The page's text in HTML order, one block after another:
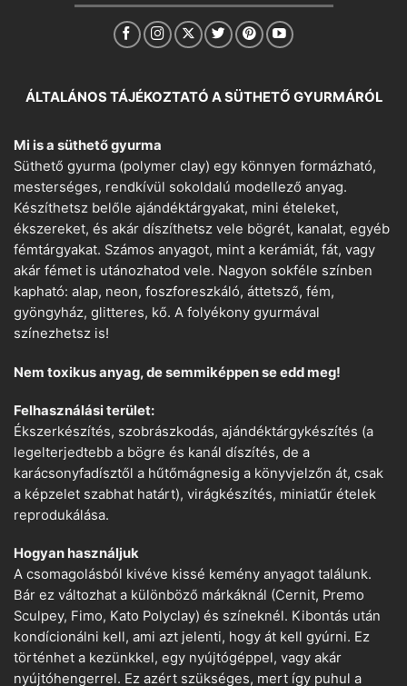
ÁLTALÁNOS TÁJÉKOZTATÓ A SÜTHETŐ GYURMÁRÓL
Mi is a süthető gyurma
Süthető gyurma (polymer clay) egy könnyen formázható,
mesterséges, rendkívül sokoldalú modellező anyag.
Készíthetsz belőle ajándéktárgyakat, mini ételeket,
ékszereket, és akár díszíthetsz vele bögrét, kanalat, egyéb
fémtárgyakat. Számos anyagot, mint a kerámiát, fát, vagy
akár fémet is utánozhatod vele. Nagyon sokféle színben
kapható: alap, neon, foszforeszkáló, áttetsző, fém,
gyöngyház, glitteres, kő. A folyékony gyurmával
színezhetsz is!
Nem toxikus anyag, de semmiképpen se edd meg!
Felhasználási terület:
Ékszerkészítés, szobrászkodás, ajándéktárgykészítés (a
legelterjedtebb a bögre és kanál díszítés, de a
karácsonyfadísztől a hűtőmágnesig a könyvjelzőn át, csak
a képzelet szabhat határt), virágkészítés, miniatűr ételek
reprodukálása.
Hogyan használjuk
A csomagolásból kivéve kissé kemény anyagot találunk.
Bár ez változhat a különböző márkáknál (Cernit, Premo
Sculpey, Fimo, Kato Polyclay) és színeknél. Kibontás után
kondícionálni kell, ami azt jelenti, hogy át kell gyúrni. Ez
történhet a kezünkkel, egy nyújtógéppel, vagy akár
nyújtóhengerrel. Ez azért szükséges, mert így puhul a